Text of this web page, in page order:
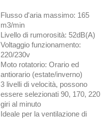
Flusso d'aria massimo: 165
m3/min
Livello di rumorosità: 52dB(A)
Voltaggio funzionamento:
220/230v
Moto rotatorio: Orario ed
antiorario (estate/inverno)
3 livelli di velocità, possono
essere selezionati 90, 170, 220
giri al minuto
Ideale per la ventilazione di